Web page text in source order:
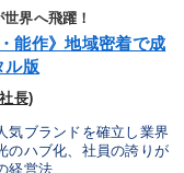
界へ飛躍！
能作》地域密着で成
ル版
長)
気ブランドを確立し業界
のハブ化、社員の誇りが
経営法 ...